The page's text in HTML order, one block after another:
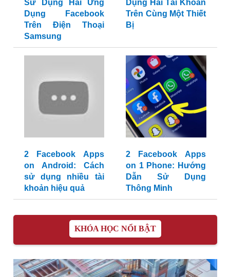
2 Facebook Apps
on Samsung: Cách
Trên Điện Thoại
Samsung
on iPhone: Cách Sử
Dụng Hai Tài Khoản
Trên Cùng Một Thiết
Bị
2 Facebook Apps
on Android: Cách
sử dụng nhiều tài
khoản hiệu quả
2 Facebook Apps
on 1 Phone: Hướng
Dẫn Sử Dụng
Thông Minh